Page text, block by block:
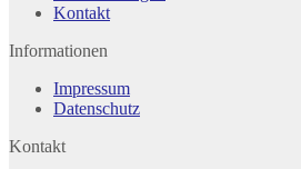
Kontakt
Informationen
Impressum
Datenschutz
Kontakt